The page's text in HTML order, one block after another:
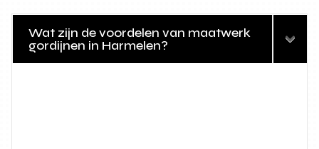
Wat zijn de voordelen van maatwerk
gordijnen in Harmelen?